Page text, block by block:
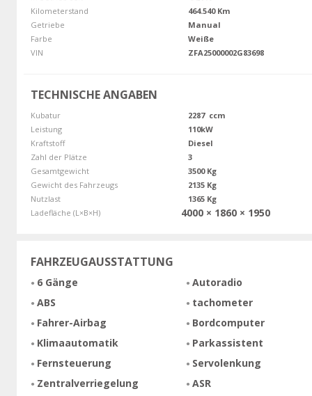
Kilometerstand
464.540 Km
Getriebe
Manual
Farbe
Weiße
VIN
ZFA25000002G83698
TECHNISCHE ANGABEN
Kubatur
2287 ccm
Leistung
110kW
Kraftstoff
Diesel
Zahl der Plätze
3
Gesamtgewicht
3500 Kg
Gewicht des Fahrzeugs
2135 Kg
Nutzlast
1365 Kg
Ladefläche (L×B×H)
4000 × 1860 × 1950
FAHRZEUGAUSSTATTUNG
6 Gänge
ABS
Fahrer-Airbag
Klimaautomatik
Fernsteuerung
Zentralverriegelung
Autoradio
tachometer
Bordcomputer
Parkassistent
Servolenkung
ASR